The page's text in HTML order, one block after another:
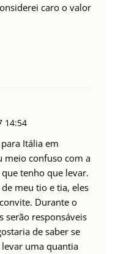
caro o valor
14:54
Itália em
meio confuso com a
tenho que levar.
meu tio e tia, eles
Durante o
serão responsáveis
de saber se
uma quantia